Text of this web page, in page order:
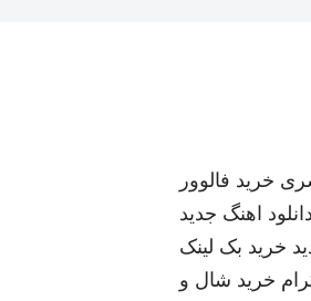
خرید فالوور
دانلود اهنگ جدید
خرید بک لینک
خرید شال و